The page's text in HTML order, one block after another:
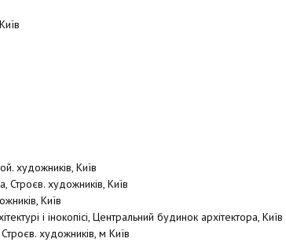
художників, Київ
Строєв. художників, Київ
Київ
і інокопісі, Центральний будинок архітектора, Київ
художників, м Київ